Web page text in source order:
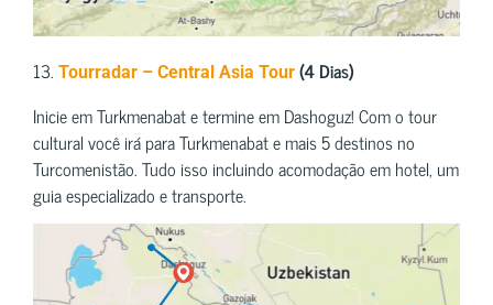
13. Tourradar – Central Asia Tour (4 Dias)
Inicie em Turkmenabat e termine em Dashoguz! Com o tour
cultural você irá para Turkmenabat e mais 5 destinos no
Turcomenistão. Tudo isso incluindo acomodação em hotel, um
guia especializado e transporte.